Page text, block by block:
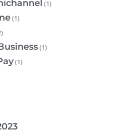
(1)
(1)
(1)
(1)